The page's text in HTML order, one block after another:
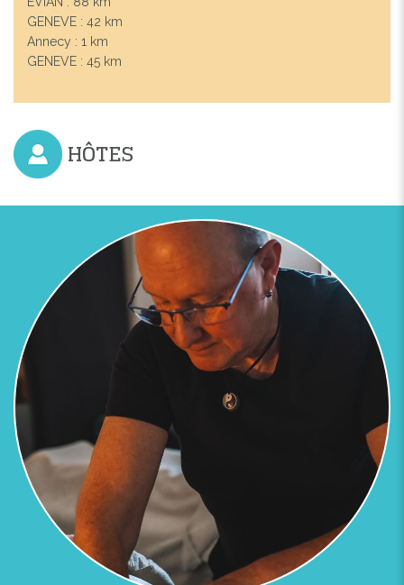
GENEVE : 42 km
Annecy : 1 km
GENEVE : 45 km
HÔTES